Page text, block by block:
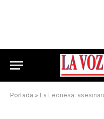
Portada » La Leonesa: